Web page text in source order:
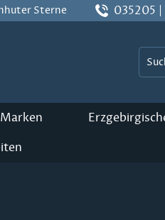
Sterne 035205 |